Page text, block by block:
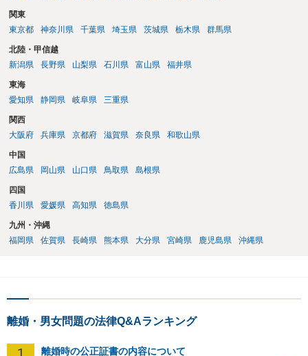
関東
東京都
神奈川県 千葉県 埼玉県 茨城県 栃木県 群馬県
北陸・甲信越
新潟県
長野県 山梨県 石川県 富山県 福井県
東海
愛知県
静岡県 岐阜県 三重県
関西
大阪府
兵庫県 京都府 滋賀県 奈良県 和歌山県
中国
広島県
岡山県 山口県 鳥取県 島根県
四国
香川県
愛媛県 高知県 徳島県
九州・沖縄
福岡県
佐賀県 長崎県 熊本県 大分県 宮崎県 鹿児島県 沖縄県
離婚・男女問題の法律Q&Aランキング
1 離婚時の公正証書の内容について